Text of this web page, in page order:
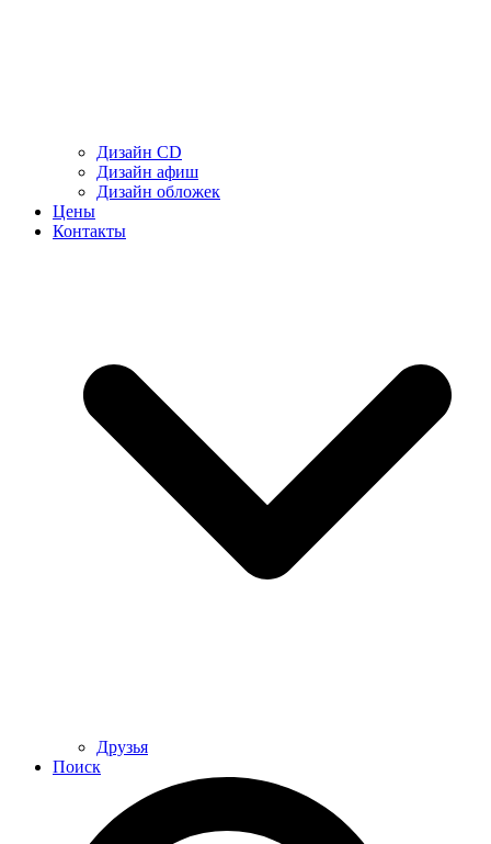
Дизайн CD
Дизайн афиш
Дизайн обложек
Цены
Контакты
Друзья
Поиск